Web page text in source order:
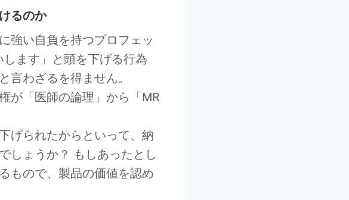
るのか
強い自負を持つプロフェッ
ます」と頭を下げる行為
言わざるを得ません。
が「医師の論理」から「MR
げられたからといって、納
しょうか？ もしあったとし
もので、製品の価値を認め